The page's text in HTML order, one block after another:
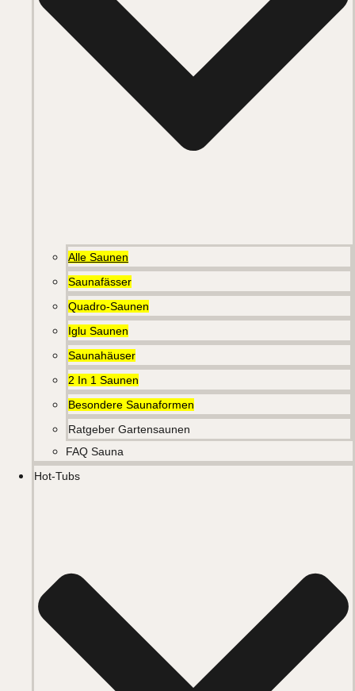
Alle Saunen
Saunafässer
Quadro-Saunen
Iglu Saunen
Saunahäuser
2 In 1 Saunen
Besondere Saunaformen
Ratgeber Gartensaunen
FAQ Sauna
Hot-Tubs